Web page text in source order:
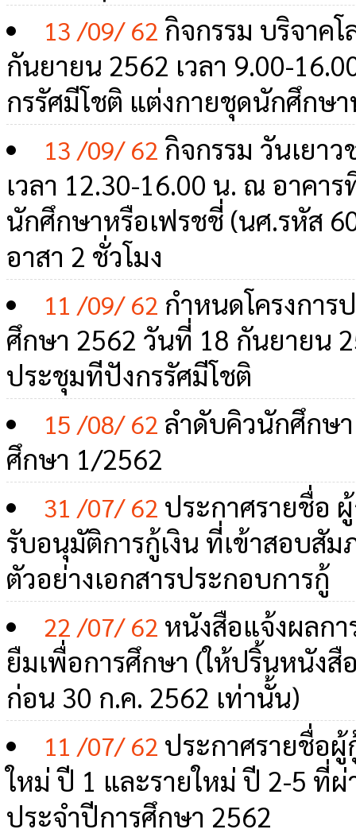
13 /09/ 62 กิจกรรม บริจาค
กันยายน 2562 เวลา 9.00-
กรรัศมีโชติ แต่งกายชุดนักศึกษ
13 /09/ 62 กิจกรรม วันเยา
เวลา 12.30-16.00 น. ณ อาคา
นักศึกษาหรือเฟรชชี่ (นศ.รหัส
อาสา 2 ชั่วโมง
11 /09/ 62 กำหนดโครงกา
ศึกษา 2562 วันที่ 18 กันยายน
ประชุมทีปังกรรัศมีโชติ
15 /08/ 62 ลำดับคิวนักศึกษ
ศึกษา 1/2562
31 /07/ 62 ประกาศรายชื่อ
รับอนุมัติการกู้เงิน ที่เข้าสอบสั
ตัวอย่างเอกสารประกอบการกู้
22 /07/ 62 หนังสือแจ้งผลก
ยืมเพื่อการศึกษา (ให้ปริ้นหนัง
ก่อน 30 ก.ค. 2562 เท่านั้น)
11 /07/ 62 ประกาศรายชื่อผู้
ใหม่ ปี 1 และรายใหม่ ปี 2-5 ที่
ประจำปีการศึกษา 2562